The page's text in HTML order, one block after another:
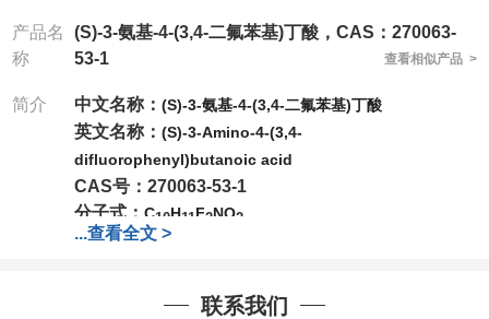
产品名
称
(S)-3-氨基-4-(3,4-二氟苯基)丁酸，CAS：270063-
53-1
查看相似产品 >
简介 中文名称： (S)-3-氨基-4-(3,4-二氟苯基)丁酸
英文名称： (S)-3-Amino-4-(3,4-
difluorophenyl)butanoic acid
CAS号：270063-53-1
分子式： C10H11 F2NO2
分子量：215.20
技术人员，以及设备齐全的研发实验室和中试车间
...查看全文 >
联系我们